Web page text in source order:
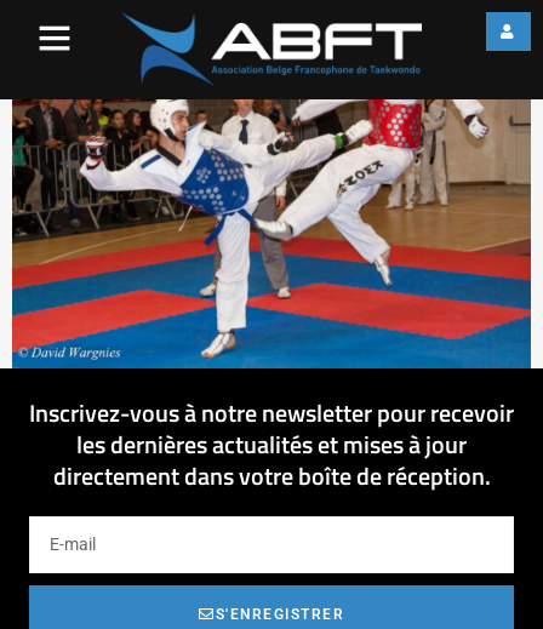
Inscrivez-vous à notre newsletter pour recevoir
les dernières actualités et mises à jour
directement dans votre boîte de réception.
S'ENREGISTRER